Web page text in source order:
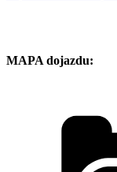
MAPA dojazdu: